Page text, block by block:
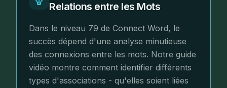
Relations entre les Mots
Dans le niveau 79 de Connect Word, le
succès dépend d'une analyse minutieuse
des connexions entre les mots. Notre guide
vidéo montre comment identifier différents
types d'associations - qu'elles soient liées